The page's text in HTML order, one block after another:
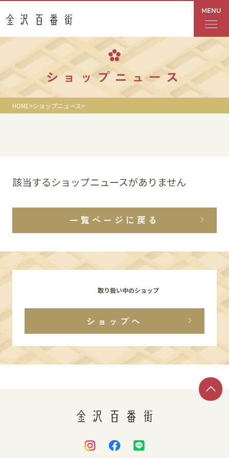
MENU
フロアガイド
あんと
Rinto
ショップニュース
イベント
館内サービス
施設からのお知らせ
スタッフ募集
ショップニュース
HOME ショップニュース
該当するショップニュースがありません
一覧ページに戻る
取り扱い中のショップ
ショップへ